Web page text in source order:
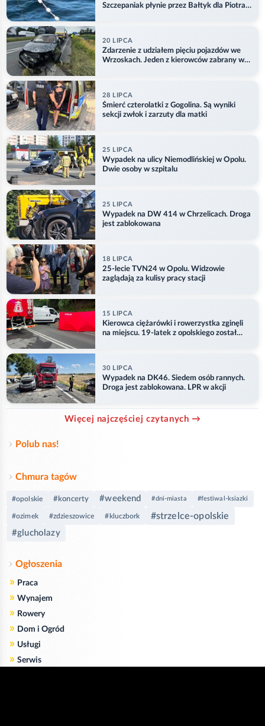
Szczepaniak płynie przez Bałtyk dla Piotra.
20 LIPCA
Zdarzenie z udziałem pięciu pojazdów we
Wrzoskach. Jeden z kierowców zabrany w
28 LIPCA
Śmierć czterolatki z Gogolina. Są wyniki
sekcji zwłok i zarzuty dla matki
25 LIPCA
Wypadek na ulicy Niemodlińskiej w Opolu.
Dwie osoby w szpitalu
25 LIPCA
Wypadek na DW 414 w Chrzelicach. Droga
jest zablokowana
18 LIPCA
25-lecie TVN24 w Opolu. Widzowie
zaglądają za kulisy pracy stacji
15 LIPCA
Kierowca ciężarówki i rowerzystka zginęli
na miejscu. 19-latek z opolskiego został
30 LIPCA
Wypadek na DK46. Siedem osób rannych.
Droga jest zablokowana. LPR w akcji
Więcej najczęściej czytanych →
Polub nas!
Chmura tagów
#opolskie #koncerty #weekend #dni-miasta #festiwal-ksiazki
#ozimek #zdzieszowice #kluczbork #strzelce-opolskie
#glucholazy
Ogłoszenia
» Praca
» Wynajem
» Rowery
» Dom i Ogród
» Usługi
» Serwis